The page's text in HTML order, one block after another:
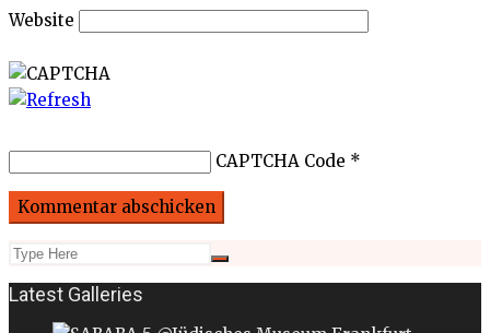
Website
CAPTCHA Code *
Latest Galleries